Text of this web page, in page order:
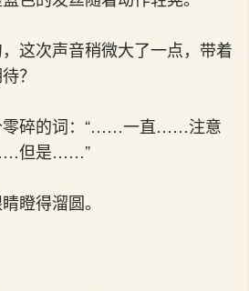
这次声音稍微大了一点，带着
？
零碎的词：“……一直……注意
但是……”
瞪得溜圆。